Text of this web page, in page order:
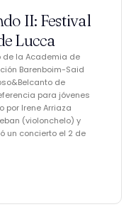
II: Festival
Lucca
de la Academia de
Barenboim-Said
de
para jóvenes
por Irene Arriaza
(violonchelo) y
un concierto el 2 de